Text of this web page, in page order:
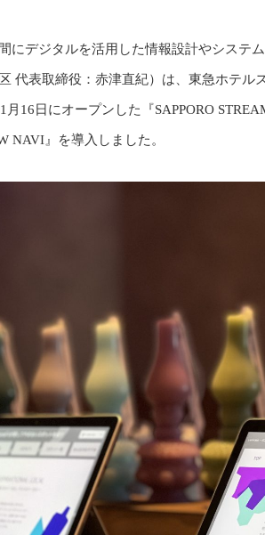
にデジタルを活用した情報設計やシステ
代表取締役：赤津直紀）は、東急ホテ
月16日にオープンした『SAPPORO
NAVI』を導入しました。